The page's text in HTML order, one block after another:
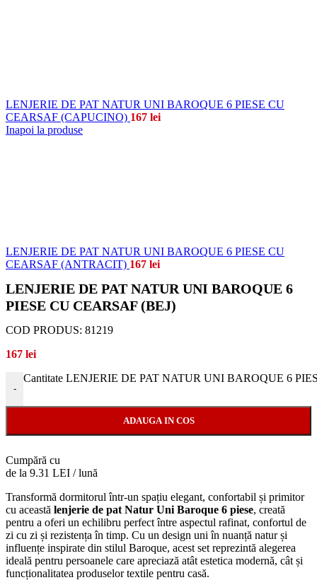
LENJERIE DE PAT NATUR UNI BAROQUE 6 PIESE CU
CEARSAF (CAPUCINO) 167 lei
Inapoi la produse
LENJERIE DE PAT NATUR UNI BAROQUE 6 PIESE CU
CEARSAF (ANTRACIT) 167 lei
LENJERIE DE PAT NATUR UNI BAROQUE 6
PIESE CU CEARSAF (BEJ)
COD PRODUS: 81219
167 lei
-
Cantitate LENJERIE DE PAT NATUR UNI BAROQUE 6
ADAUGA IN COS
Cumpără cu
de la 9.31 LEI / lună
Transformă dormitorul într-un spațiu elegant, confortabil și primitor
cu această lenjerie de pat Natur Uni Baroque 6 piese, creată
pentru a oferi un echilibru perfect între aspectul rafinat, confortul de
zi cu zi și rezistența în timp. Cu un design uni în nuanță natur și
influențe inspirate din stilul Baroque, acest set reprezintă alegerea
ideală pentru persoanele care apreciază atât estetica modernă, cât și
funcționalitatea produselor textile pentru casă.